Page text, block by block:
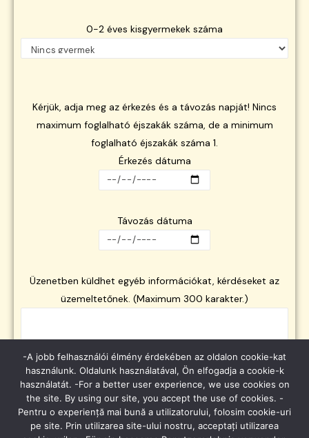
0-2 éves kisgyermekek száma
Kérjük, adja meg az érkezés és a távozás napját! Nincs
maximum foglalható éjszakák száma, de a minimum
foglalható éjszakák száma 1.
Érkezés dátuma
Távozás dátuma
Üzenetben küldhet egyéb információkat, kérdéseket az
üzemeltetőnek. (Maximum 300 karakter.)
AzAdatkezelési nyilatkozat-ban írottakat megértettem, az
azokban foglaltakat elfogadom:
-A jobb felhasználói élmény érdekében az oldalon cookie-kat
használunk. Oldalunk használatával, Ön elfogadja a cookie-k
használatát. -For a better user experience, we use cookies on
the site. By using our site, you accept the use of cookies. -
Pentru o experiență mai bună a utilizatorului, folosim cookie-uri
pe site. Prin utilizarea site-ului nostru, acceptați utilizarea